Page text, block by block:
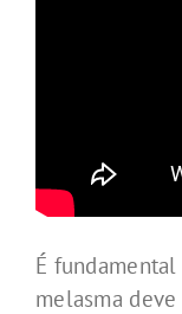
É
melasma